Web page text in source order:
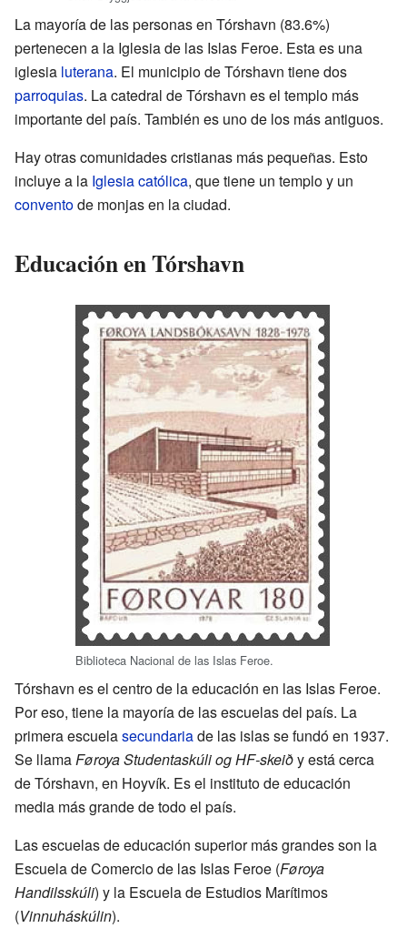
La mayoría de las personas en Tórshavn (83.6%)
pertenecen a la Iglesia de las Islas Feroe. Esta es una
iglesia luterana. El municipio de Tórshavn tiene dos
parroquias. La catedral de Tórshavn es el templo más
importante del país. También es uno de los más antiguos.
Hay otras comunidades cristianas más pequeñas. Esto
incluye a la Iglesia católica, que tiene un templo y un
conventode monjas en la ciudad.
Educación en Tórshavn
Biblioteca Nacional de las Islas Feroe.
Tórshavn es el centro de la educación en las Islas Feroe.
Por eso, tiene la mayoría de las escuelas del país. La
primera escuelasecundariade las islas se fundó en 1937.
Se llamaFøroya Studentaskúli og HF-skeiðy está cerca
de Tórshavn, en Hoyvík. Es el instituto de educación
media más grande de todo el país.
Las escuelas de educación superior más grandes son la
Escuela de Comercio de las Islas Feroe (Føroya
Handilsskúli) y la Escuela de Estudios Marítimos
(Vinnuháskúlin).